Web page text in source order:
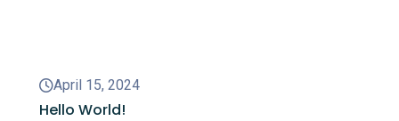
April 15, 2024
Hello World!